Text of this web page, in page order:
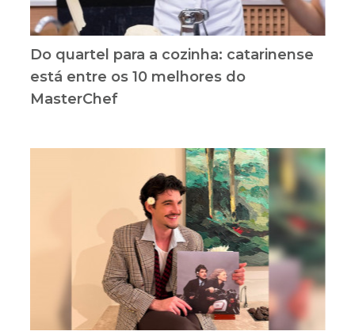
Do quartel para a cozinha: catarinense
está entre os 10 melhores do
MasterChef